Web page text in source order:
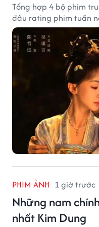
Tổng hợp 4 bộ phim
đầu rating phim tuần
PHIM ẢNH 1 giờ trước
Những nam
nhất Kim Dung